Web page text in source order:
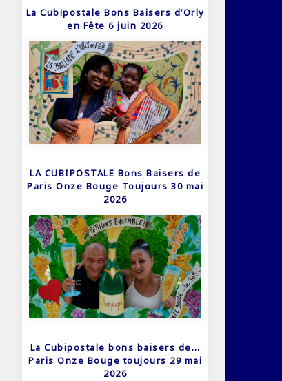
La Cubipostale Bons Baisers d’Orly
en Fête 6 juin 2026
LA CUBIPOSTALE Bons Baisers de
Paris Onze Bouge Toujours 30 mai
2026
La Cubipostale bons baisers de…
Paris Onze Bouge toujours 29 mai
2026